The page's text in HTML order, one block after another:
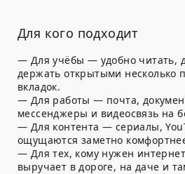
Для кого подходит
— Для учёбы — удобно читать,
держать открытыми несколько
вкладок.
— Для работы — почта,
мессенджеры и видеосвязь на
— Для контента — сериалы,
ощущаются заметно
— Для тех, кому нужен
выручает в дороге, на даче и